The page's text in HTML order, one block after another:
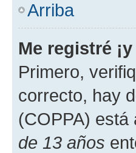
Arriba
Me registré
Primero,
correcto, hay
(COPPA)
de 13 años